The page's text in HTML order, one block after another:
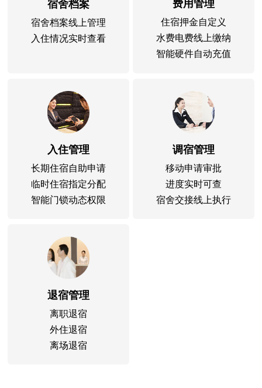
宿舍档案
宿舍档案线上管理
入住情况实时查看
费用管理
住宿押金自定义
水费电费线上缴纳
智能硬件自动充值
入住管理
长期住宿自助申请
临时住宿指定分配
智能门锁动态权限
调宿管理
移动申请审批
进度实时可查
宿舍交接线上执行
退宿管理
离职退宿
外住退宿
离场退宿